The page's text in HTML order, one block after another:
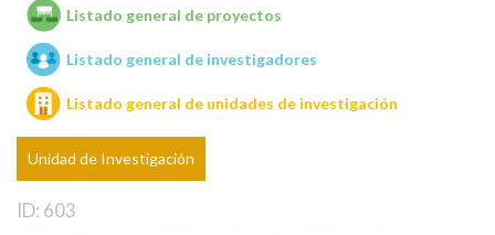
Unidades de investigación
Listado general de proyectos
Listado general de investigadores
Listado general de unidades de investigación
Unidad de Investigación
ID: 603